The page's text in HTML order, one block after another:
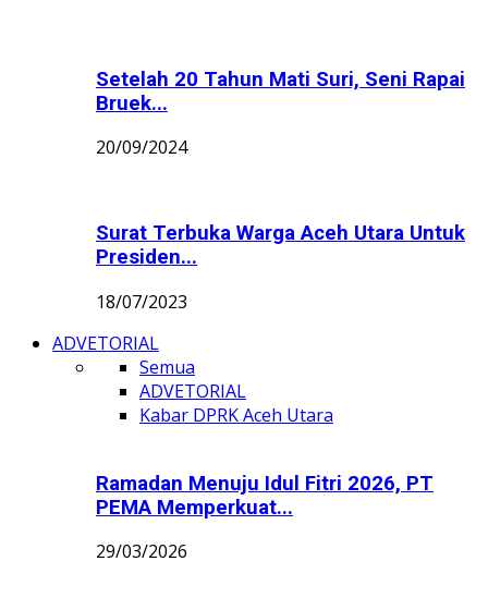
Setelah 20 Tahun Mati Suri, Seni Rapai
Bruek...
20/09/2024
Surat Terbuka Warga Aceh Utara Untuk
Presiden...
18/07/2023
ADVETORIAL
Semua
ADVETORIAL
Kabar DPRK Aceh Utara
Ramadan Menuju Idul Fitri 2026, PT
PEMA Memperkuat...
29/03/2026